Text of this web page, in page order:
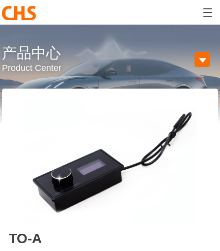

产品中心
Product Center

TO-A